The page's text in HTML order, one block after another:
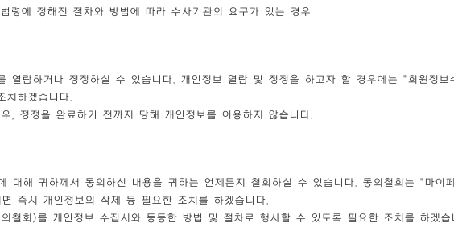
령에 정해진 절차와 방법에 따라 수사기관의 요구가 있는 경우
열람하거나 정정하실 수 있습니다. 개인정보 열람 및 정정을 하고자 할 경우에는 "회원정
하겠습니다.
, 정정을 완료하기 전까지 당해 개인정보를 이용하지 않습니다.
대해 귀하께서 동의하신 내용을 귀하는 언제든지 철회하실 수 있습니다. 동의철회는 "마이
즉시 개인정보의 삭제 등 필요한 조치를 하겠습니다.
철회)를 개인정보 수집시와 동등한 방법 및 절차로 행사할 수 있도록 필요한 조치를 하겠습